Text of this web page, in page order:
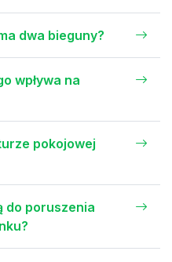
dwa bieguny?
wpływa na
pokojowej
do poruszenia